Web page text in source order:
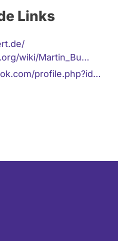
Links
wiki/Martin_Bu…
profile.php?id…